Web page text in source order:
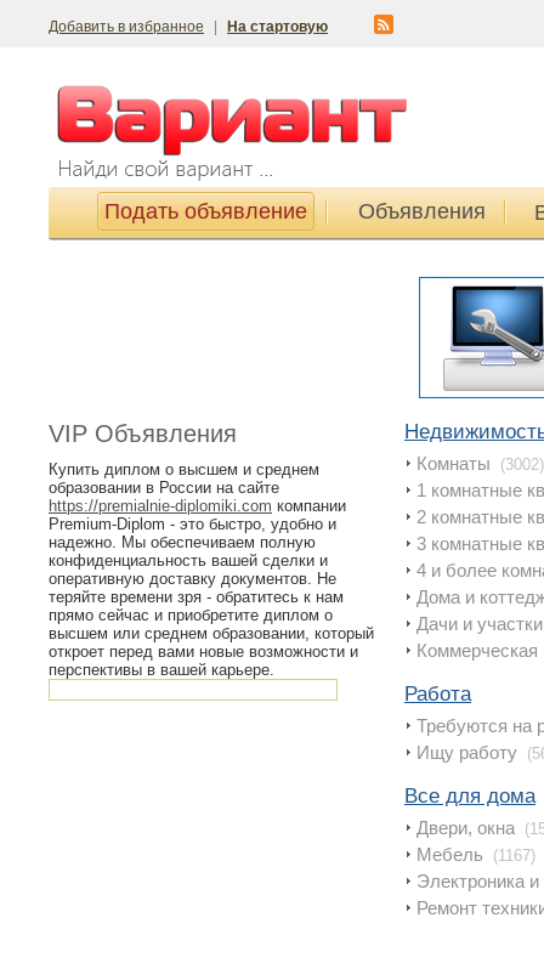
Добавить в избранное На стартовую
Подать объявление Объявления
VIP Объявления
Купить диплом о высшем и среднем
образовании в России на сайте
https://premialnie-diplomiki.com компании
Premium-Diplom - это быстро, удобно и
надежно. Мы обеспечиваем полную
конфиденциальность вашей сделки и
оперативную доставку документов. Не
теряйте времени зря - обратитесь к нам
прямо сейчас и приобретите диплом о
высшем или среднем образовании, который
откроет перед вами новые возможности и
перспективы в вашей карьере.
Комнаты (3002)
1 комнатные
2 комнатные
3 комнатные
4 и более
Дома и
Дачи и участки
Работа
Требуются на
Ищy работу
Все для дома
Двери, окна
Мебель (1167)
Электроника
Ремонт